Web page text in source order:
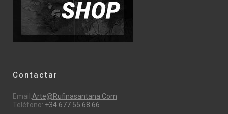
Contactar
Email:Arte@rufinasantana.com
Teléfono: +34 677 55 68 66